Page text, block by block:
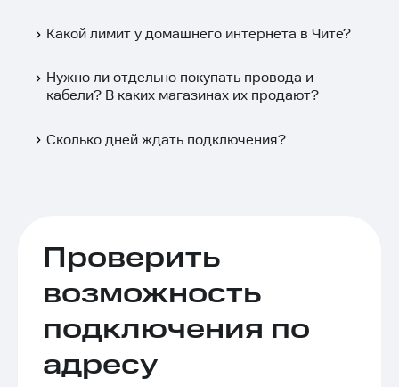
Какой лимит у домашнего интернета в Чите?
Нужно ли отдельно покупать провода и
кабели? В каких магазинах их продают?
Сколько дней ждать подключения?
Проверить
возможность
подключения по
адресу